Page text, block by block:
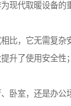
现代取暖设备的
比，它无需复杂
升了使用安全性
卧室，还是办公